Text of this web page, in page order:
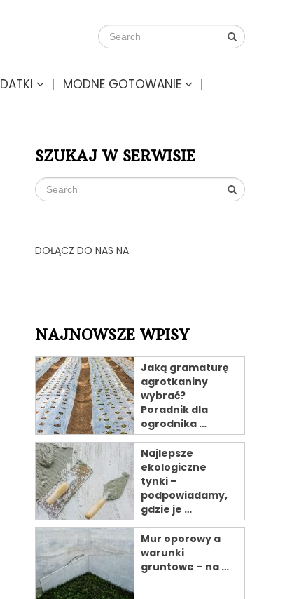
MODNE GOTOWANIE
SZUKAJ W SERWISIE
DOŁĄCZ DO NAS NA
NAJNOWSZE WPISY
Jaką gramaturę
agrotkaniny
wybrać?
Poradnik dla
ogrodnika …
Najlepsze
ekologiczne
tynki –
podpowiadamy,
gdzie je …
Mur oporowy a
warunki
gruntowe – na …